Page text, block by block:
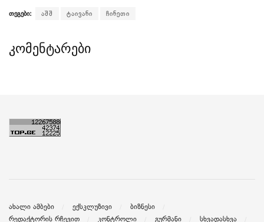
თეგები: აშშ ტაივანი ჩინეთი
კომენტარები
ახალი ამბები ექსკლუზივი
ბიზნესი
რედაქტორის რჩევით
კონტროლი გურმანი სხვადასხვა